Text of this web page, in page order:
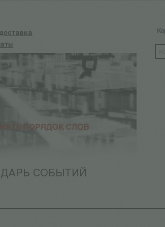
СОБЫТИЙ